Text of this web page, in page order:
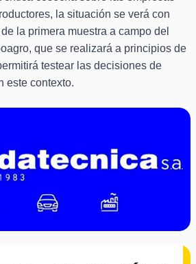
la situación se verá con
la primera muestra a campo del
que se realizará a principios de
testear las decisiones de
este contexto.